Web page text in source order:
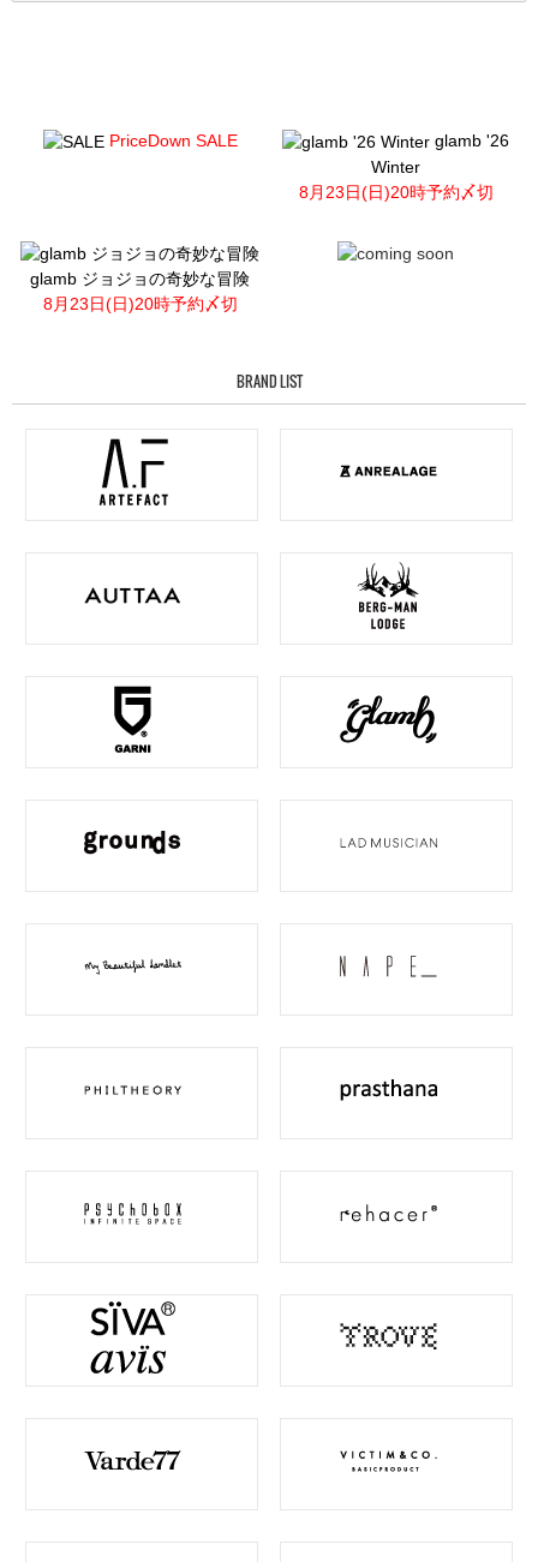
PriceDown SALE
glamb '26
Winter
8月23日(日)20時予約〆切
glamb ジョジョの奇妙な冒険
8月23日(日)20時予約〆切
BRAND LIST